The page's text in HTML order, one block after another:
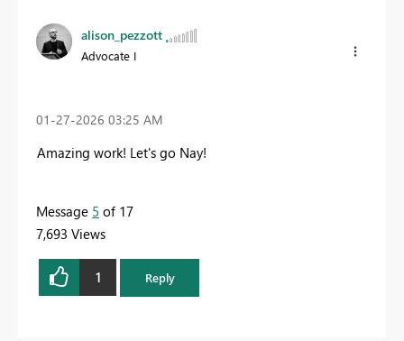
alison_pezzott
Advocate I
‎01-27-2026 03:25 AM
Amazing work! Let's go Nay!
Message 5 of 17
7,693 Views
1 Reply